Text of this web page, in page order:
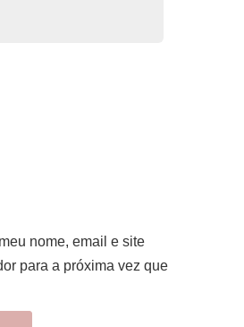
nome, email e site
para a próxima vez que